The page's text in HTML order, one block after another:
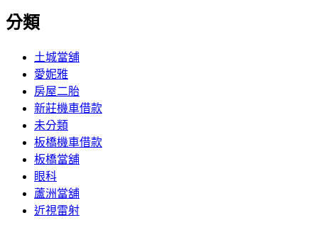
分類
土城當舖
愛妮雅
房屋二胎
新莊機車借款
未分類
板橋機車借款
板橋當舖
眼科
蘆洲當舖
近視雷射